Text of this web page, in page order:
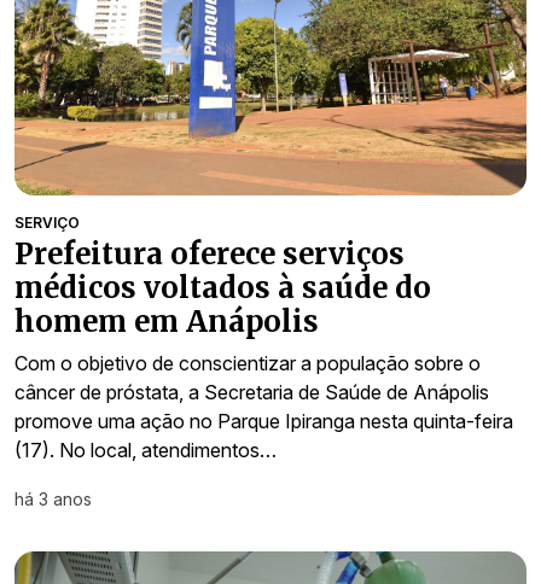
SERVIÇO
Prefeitura oferece serviços
médicos voltados à saúde do
homem em Anápolis
Com o objetivo de conscientizar a população sobre o
câncer de próstata, a Secretaria de Saúde de Anápolis
promove uma ação no Parque Ipiranga nesta quinta-feira
(17). No local, atendimentos…
há 3 anos